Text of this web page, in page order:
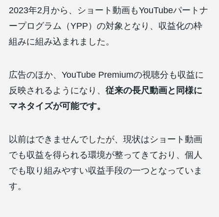
2023年2月から、ショート動画もYouTubeパートナ
ープログラム（YPP）の対象となり、収益化の枠
組みに組み込まれました。
広告のほか、YouTube Premiumの視聴分も収益に
反映されるようになり、 従来の長尺動画と同様に
マネタイズが可能です。
以前はできませんでしたが、現状はショート動画
でも収益を得られる環境が整ってきており、個人
でも取り組みやすい収益手段の一つとなっていま
す。